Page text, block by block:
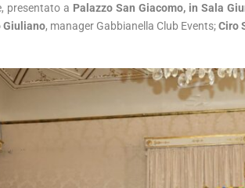
presentato a Palazzo San Giacomo, in Sala
Giuliano, manager Gabbianella Club Events;Ciro